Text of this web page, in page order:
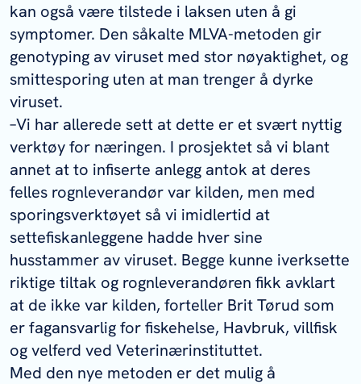
kan også være tilstede i laksen uten å gi
symptomer. Den såkalte MLVA-metoden gir
genotyping av viruset med stor nøyaktighet, og
smittesporing uten at man trenger å dyrke
viruset.
–Vi har allerede sett at dette er et svært nyttig
verktøy for næringen. I prosjektet så vi blant
annet at to infiserte anlegg antok at deres
felles rognleverandør var kilden, men med
sporingsverktøyet så vi imidlertid at
settefiskanleggene hadde hver sine
husstammer av viruset. Begge kunne iverksette
riktige tiltak og rognleverandøren fikk avklart
at de ikke var kilden, forteller Brit Tørud som
er fagansvarlig for fiskehelse, Havbruk, villfisk
og velferd ved Veterinærinstituttet.
Med den nye metoden er det mulig å